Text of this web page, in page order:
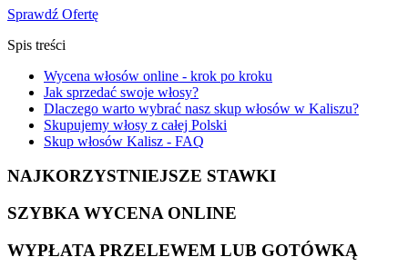
Sprawdź Ofertę
Spis treści
Wycena włosów online - krok po kroku
Jak sprzedać swoje włosy?
Dlaczego warto wybrać nasz skup włosów w Kaliszu?
Skupujemy włosy z całej Polski
Skup włosów Kalisz - FAQ
NAJKORZYSTNIEJSZE STAWKI
SZYBKA WYCENA ONLINE
WYPŁATA PRZELEWEM LUB GOTÓWKĄ